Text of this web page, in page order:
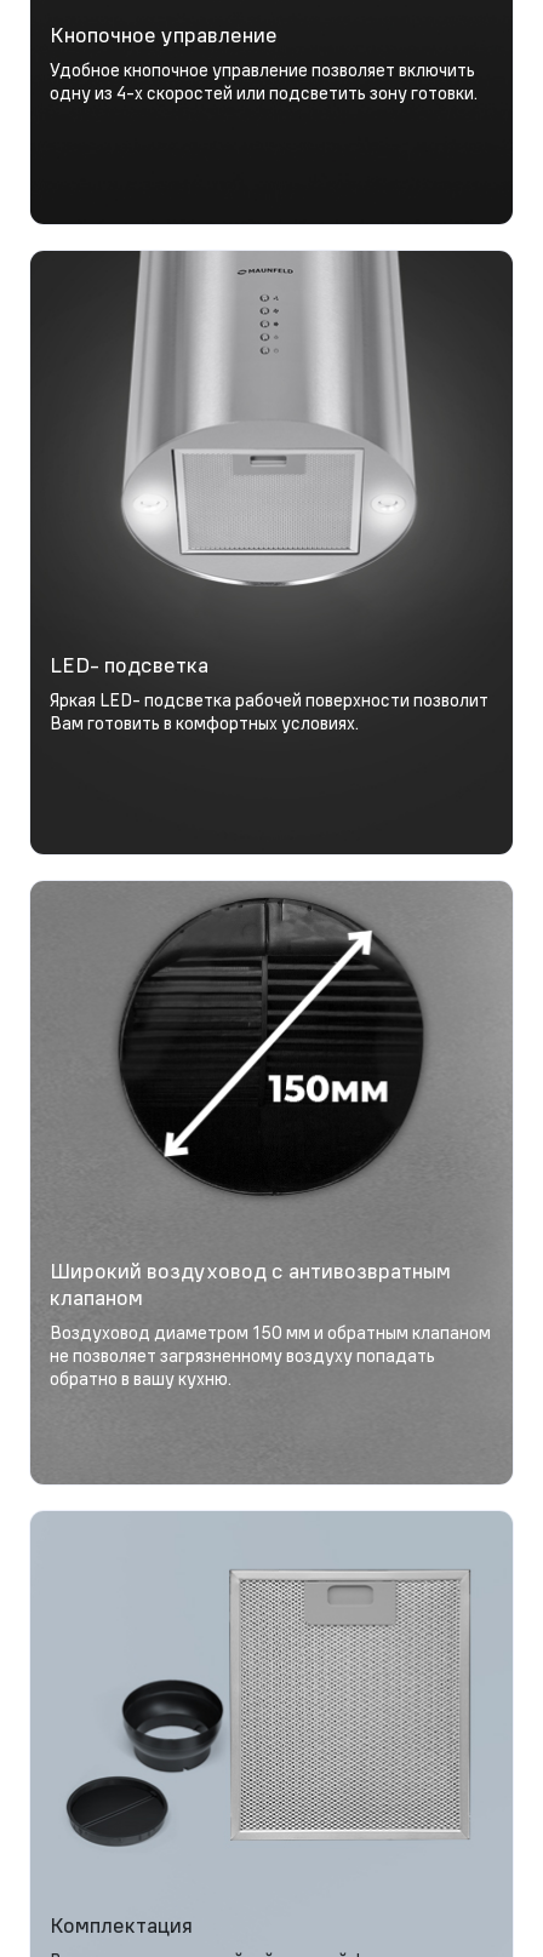
Кнопочное управление
Удобное кнопочное управление позволяет включить
одну из 4-х скоростей или подсветить зону готовки.
LED- подсветка
Яркая LED- подсветка рабочей поверхности позволит
Вам готовить в комфортных условиях.
Широкий воздуховод с антивозвратным
клапаном
Воздуховод диаметром 150 мм и обратным клапаном
не позволяет загрязненному воздуху попадать
обратно в вашу кухню.
Комплектация